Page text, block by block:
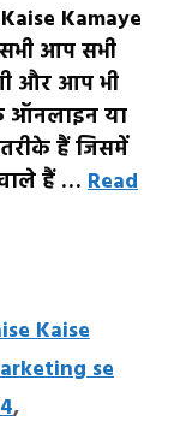
Kamaye
आप सभी
और आप भी
ऑनलाइन या
हैं जिसमें
हैं … Read
Kaise
se
,